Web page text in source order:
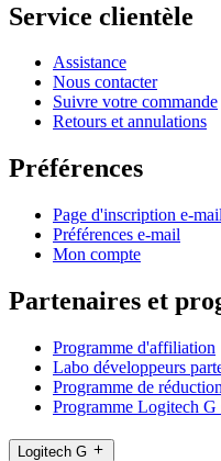
Service clientèle
Assistance
Nous contacter
Suivre votre commande
Retours et annulations
Préférences
Page d'inscription e-mail
Préférences e-mail
Mon compte
Partenaires et
Programme d'affiliation
Labo développeurs
Programme de
Programme Logitech G
Logitech G